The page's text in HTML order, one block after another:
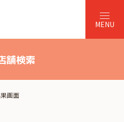
舗検索
画面